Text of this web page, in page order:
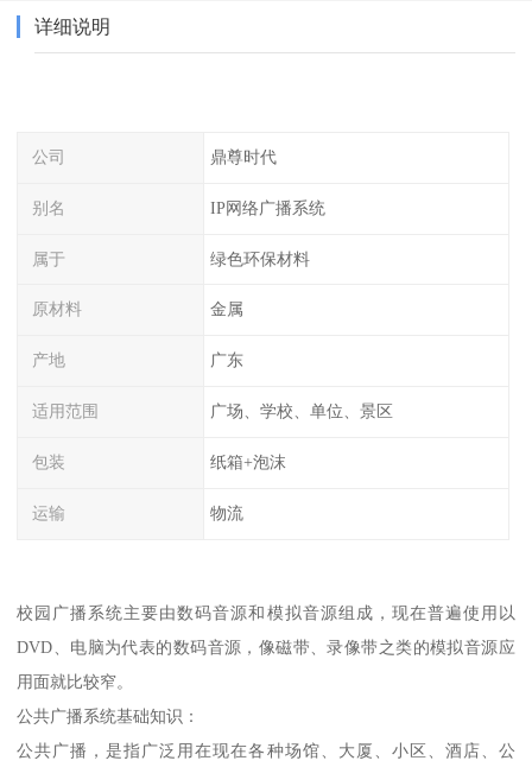
详细说明
公司 鼎尊时代
别名 IP网络广播系统
属于 绿色环保材料
原材料 金属
产地 广东
适用范围 广场、学校、单位、景区
包装 纸箱+泡沫
运输 物流
校园广播系统主要由数码音源和模拟音源组成，现在普遍使用以
DVD、电脑为代表的数码音源，像磁带、录像带之类的模拟音源应
用面就比较窄。
公共广播系统基础知识：
公共广播，是指广泛用在现在各种场馆、大厦、小区、酒店、公